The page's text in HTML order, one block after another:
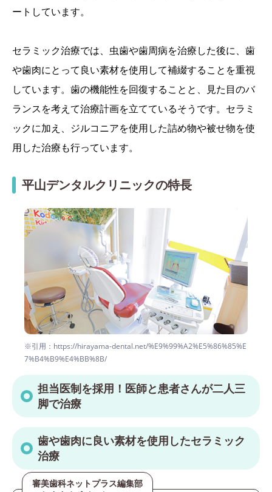
ートしています。
セラミック治療では、虫歯や歯周病を治療した後に、歯
や歯肉にとって良い素材を使用して補綴することを重視
しています。歯の機能性を回復することと、見た目のバ
ランスを考えて治療計画を立てているそうです。セラミ
ックに加え、ジルコニアを使用した詰め物や被せ物を使
用した治療も行っています。
平山デンタルクリニックの特長
※引用：https://hirayama-dental.net/%E9%99%A2%E5%86%85%E
7%B4%B9%E4%BB%8B/
担当医制を採用！医師と患者さんが二人三
脚で治療
歯や歯肉に良い素材を使用したセラミック
治療
審美歯科ネットプラス編集部